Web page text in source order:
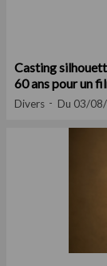
Casting
60 ans pour un
Divers Du 03/